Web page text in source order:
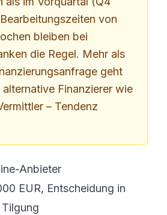
von
bleiben bei
die Regel. Mehr als
geht
Finanzierer wie
– Tendenz
Anbieter
EUR, Entscheidung in